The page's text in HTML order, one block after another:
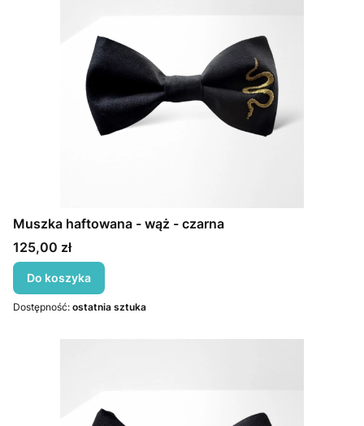
Muszka haftowana - wąż - czarna
Cena
125,00 zł
Do koszyka
Dostępność: ostatnia sztuka